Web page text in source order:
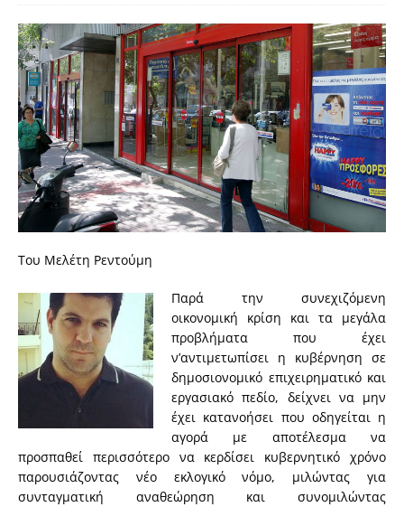
Του Μελέτη Ρεντούμη
Παρά την συνεχιζόμενη
οικονομική κρίση και τα μεγάλα
προβλήματα που έχει
ν’αντιμετωπίσει η κυβέρνηση σε
δημοσιονομικό επιχειρηματικό και
εργασιακό πεδίο, δείχνει να μην
έχει κατανοήσει που οδηγείται η
αγορά με αποτέλεσμα να
προσπαθεί περισσότερο να κερδίσει κυβερνητικό χρόνο
παρουσιάζοντας νέο εκλογικό νόμο, μιλώντας για
συνταγματική αναθεώρηση και συνομιλώντας